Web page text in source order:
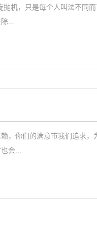
机，只是每个人叫法不同
...
，你们的满意市我们追求，
会...